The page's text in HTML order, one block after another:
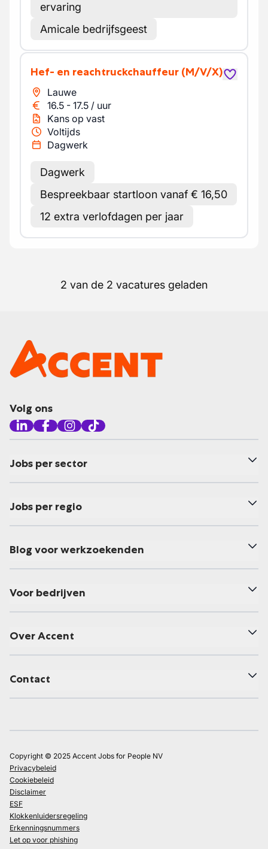
ervaring
Amicale bedrijfsgeest
Hef- en reachtruckchauffeur (M/V/X)
Lauwe
16.5 - 17.5 / uur
Kans op vast
Voltijds
Dagwerk
Dagwerk
Bespreekbaar startloon vanaf € 16,50
12 extra verlofdagen per jaar
2 van de 2 vacatures geladen
Volg ons
Jobs per sector
Jobs per regio
Blog voor werkzoekenden
Voor bedrijven
Over Accent
Contact
Copyright © 2025 Accent Jobs for People NV
Privacybeleid
Cookiebeleid
Disclaimer
ESF
Klokkenluidersregeling
Erkenningsnummers
Let op voor phishing